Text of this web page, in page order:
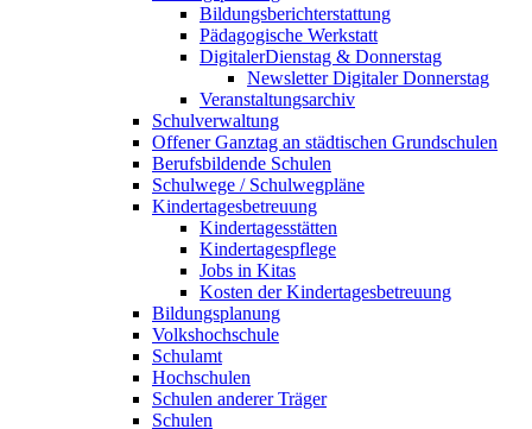
Bildungsberichterstattung
Pädagogische Werkstatt
DigitalerDienstag & Donnerstag
Newsletter Digitaler Donnerstag
Veranstaltungsarchiv
Schulverwaltung
Offener Ganztag an städtischen Grundschulen
Berufsbildende Schulen
Schulwege / Schulwegpläne
Kindertagesbetreuung
Kindertagesstätten
Kindertagespflege
Jobs in Kitas
Kosten der Kindertagesbetreuung
Bildungsplanung
Volkshochschule
Schulamt
Hochschulen
Schulen anderer Träger
Schulen